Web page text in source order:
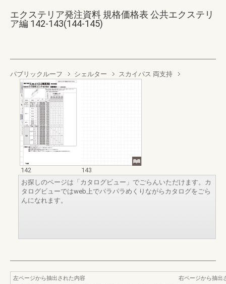
エクステリア発注資料 規格価格表 公共エクステリ
ア編 142-143(144-145)
パブリックルーフ シェルター スカイパス 両支持
142
143
お探しのページは「カタログビュー」でごらんいただけます。カ
タログビューではweb上でパラパラめくりながらカタログをごら
んになれます。
左ページから抽出された内容
右ページから抽出